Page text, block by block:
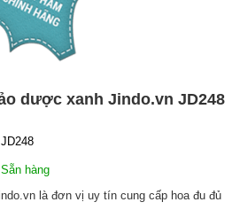
dược xanh Jindo.vn JD248
JD248
Sẵn hàng
là đơn vị uy tín cung cấp hoa đu đủ